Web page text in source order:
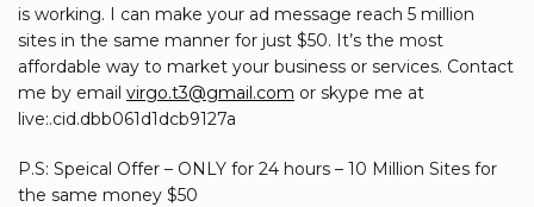
is working. I can make your ad message reach 5 million
sites in the same manner for just $50. It’s the most
affordable way to market your business or services. Contact
me by email virgo.t3@gmail.com or skype me at
live:.cid.dbb061d1dcb9127a
P.S: Speical Offer – ONLY for 24 hours – 10 Million Sites for
the same money $50